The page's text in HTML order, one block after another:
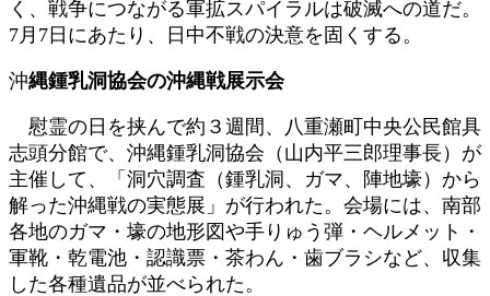
く、戦争につながる軍拡スパイラルは破滅への道だ。
7月7日にあたり、日中不戦の決意を固くする。
沖縄鍾乳洞協会の沖縄戦展示会
慰霊の日を挟んで約３週間、八重瀬町中央公民館具
志頭分館で、沖縄鍾乳洞協会（山内平三郎理事長）が
主催して、「洞穴調査（鍾乳洞、ガマ、陣地壕）から
解った沖縄戦の実態展」が行われた。会場には、南部
各地のガマ・壕の地形図や手りゅう弾・ヘルメット・
軍靴・乾電池・認識票・茶わん・歯ブラシなど、収集
した各種遺品が並べられた。